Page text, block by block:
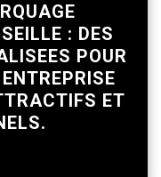
: DES
POUR
ET